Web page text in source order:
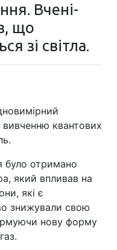
Вчені-
що
зі світла.
квантових
було отримано
який впливав на
які є
знижували свою
нову форму